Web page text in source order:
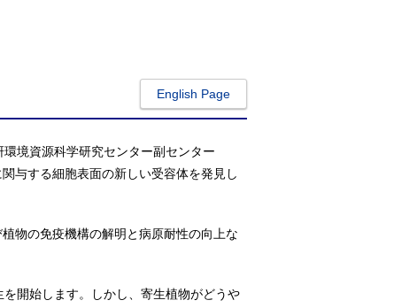
English Page
境資源科学研究センター副センター
与する細胞表面の新しい受容体を発見し
物の免疫機構の解明と病原耐性の向上な
開始します。しかし、寄生植物がどうや